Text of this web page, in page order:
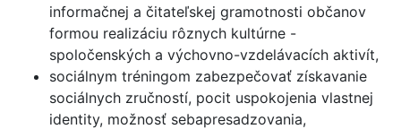
informačnej a čitateľskej gramotnosti občanov
formou realizáciu rôznych kultúrne -
spoločenských a výchovno-vzdelávacích aktivít,
sociálnym tréningom zabezpečovať získavanie
sociálnych zručností, pocit uspokojenia vlastnej
identity, možnosť sebapresadzovania,